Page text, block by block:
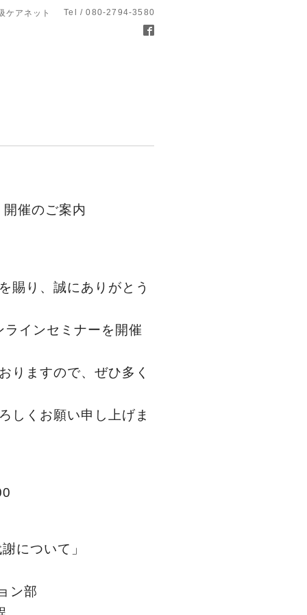
ケアネット Tel / 080-2794-3580
催のご案内
賜り、誠にありがとう
インセミナーを開催
りますので、ぜひ多く
しくお願い申し上げま
について 」
ン部